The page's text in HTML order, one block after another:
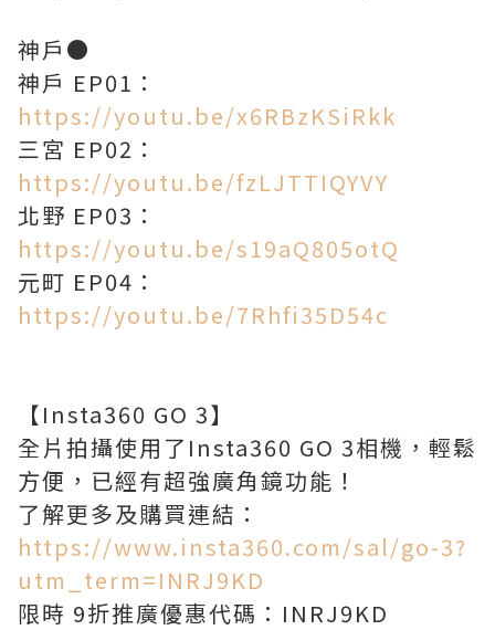
神戶●
神戶 EP01：
https://youtu.be/x6RBzKSiRkk
三宮 EP02：
https://youtu.be/fzLJTTIQYVY
北野 EP03：
https://youtu.be/s19aQ805otQ
元町 EP04：
https://youtu.be/7Rhfi35D54c
【Insta360 GO 3】
全片拍攝使用了Insta360 GO 3相機，輕鬆
方便，已經有超強廣角鏡功能！
了解更多及購買連結：
https://www.insta360.com/sal/go-3?
utm_term=INRJ9KD
限時 9折推廣優惠代碼：INRJ9KD